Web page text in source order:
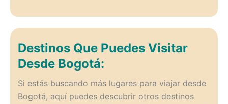
Destinos Que Puedes Visitar
Desde Bogotá:
Si estás buscando más lugares para viajar desde
Bogotá, aquí puedes descubrir otros destinos